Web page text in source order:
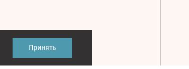
Принять